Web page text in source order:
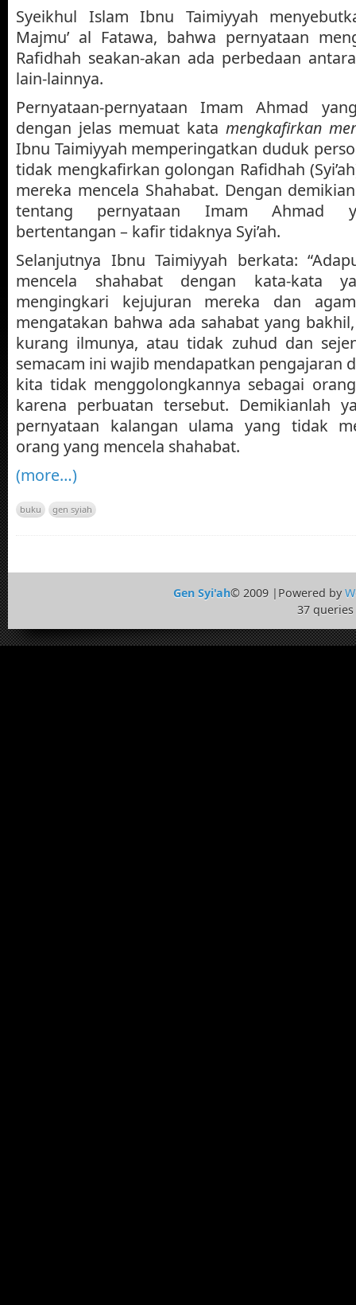
Syeikhul Islam Ibnu Taimiyyah
Majmu’ al Fatawa, bahwa pernyataan
Rafidhah seakan-akan ada perbedaan
lain-lainnya.
Pernyataan-pernyataan Imam Ahmad
dengan jelas memuat kata mengkafirkan
Ibnu Taimiyyah memperingatkan duduk
tidak mengkafirkan golongan Rafidhah
mereka mencela Shahabat. Dengan
tentang pernyataan Imam Ahmad
bertentangan – kafir tidaknya Syi’ah.
Selanjutnya Ibnu Taimiyyah berkata:
mencela shahabat dengan kata-kata
mengingkari kejujuran mereka dan
mengatakan bahwa ada sahabat yang
kurang ilmunya, atau tidak zuhud dan
semacam ini wajib mendapatkan pengajaran
kita tidak menggolongkannya sebagai
karena perbuatan tersebut. Demikianlah
pernyataan kalangan ulama yang tidak
orang yang mencela shahabat.
(more…)
buku gen syiah
Gen Syi'ah© 2009 |Powered by
37 queries